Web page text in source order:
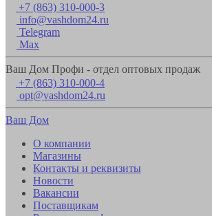
+7 (863) 310-000-3
info@vashdom24.ru
Telegram
Max
Ваш Дом Профи - отдел оптовых продаж
+7 (863) 310-000-4
opt@vashdom24.ru
Ваш Дом
О компании
Магазины
Контакты и реквизиты
Новости
Вакансии
Поставщикам